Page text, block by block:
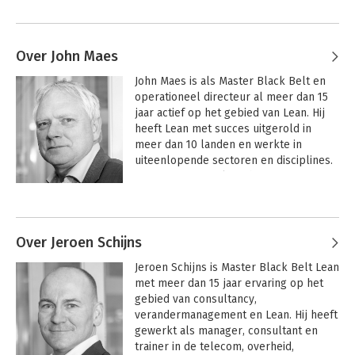
Over John Maes
John Maes is als Master Black Belt en
operationeel directeur al meer dan 15
jaar actief op het gebied van Lean. Hij
heeft Lean met succes uitgerold in
meer dan 10 landen en werkte in
uiteenlopende sectoren en disciplines.
Lean Center of Excellence. Ook is hij
Consultancy, dat organisaties helpt met
de implementatie van Lean en RPA.
Over Jeroen Schijns
Jeroen Schijns is Master Black Belt Lean
met meer dan 15 jaar ervaring op het
gebied van consultancy,
verandermanagement en Lean. Hij heeft
gewerkt als manager, consultant en
trainer in de telecom, overheid,